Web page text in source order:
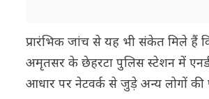
प्रारंभिक जांच से यह भी संकेत मिले हैं
अमृतसर के छेहरटा पुलिस स्टेशन में
आधार पर नेटवर्क से जुड़े अन्य लोगों की